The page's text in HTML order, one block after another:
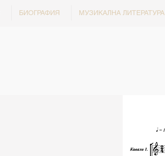
БИОГРАФИЯ МУЗИКАЛНА ЛИТЕРАТУРА